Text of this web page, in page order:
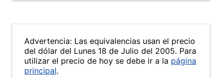
Advertencia: Las equivalencias usan el precio
del dólar del Lunes 18 de Julio del 2005. Para
utilizar el precio de hoy se debe ir a la página
principal.